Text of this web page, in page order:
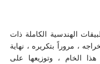
الهندسية الكاملة ذات
، مروراً بتكريره ، نهاية
الخام ، وتوزيعها على